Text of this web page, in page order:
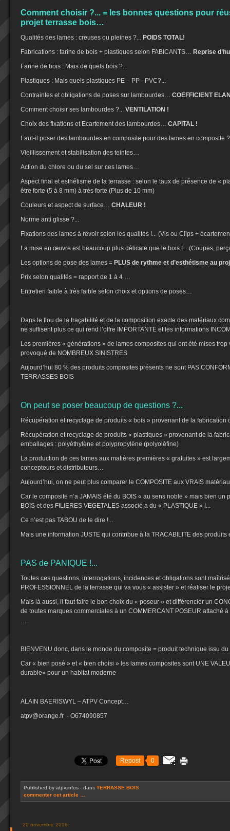
Comment choisir ?... = les bonnes questions pour
projet terrasse bois…
Qualités des lames : creuses ou pleines ?... POIDS TOTAL!
Fabrications : farine de bois + plastiques selon FABICANTS… Reprise
Farine de bois : Mais de quels bois ?...
Plastiques : Mais quels plastiques PE – PP - PVC?...
Contraintes et obligations de poses sur lambourdes… COEFFICIENT
Comment choisir ses lambourdes ?... VENTILATION !
Choix des fixations et Ecartement des lambourdes… CAPITAL !
Faut-il poser des lambourdes en composite pour des lames en composite
Vieillissement et stabilisation des teintes…
Action du chlore ou du sel sur ces lames…
Aspect final et esthétisme de la terrasse : selon le taux de présence de «
être forte (5 à 8 mm) à très forte (Plus de 10 mm)
Couleurs et aspect de surface… CHALEUR !
Norme anti glisse ?...
Fixations des lames à revoir selon les qualités !... (Vis ou Clips +
La mise en œuvre est beaucoup plus délicate que le bois !... (Coupes,
Les options de pose des lames = PLUS de rythme et d’esthétisme au
Prix selon qualités = rapport de 1 à 4 …
Entretien faible à très faible selon choix et options de poses…
Dans le flou de la traçabilité et de la composition exacte des matériaux
ne suffisent plus ce qui rend l’offre IMPORTANTE et les informations
Les premières « générations » de lames composites qui ont été mises trop
provoqué de NOMBREUX SINISTRES
Aujourd’hui 80 % des produits composites présents ne sont PAS
TERRASSES BOIS
On peut se poser beaucoup de questions ?...
Récupération et recyclage de produits « bois » provenant de la
Récupération et recyclage de produits « plastiques » provenant de la
emballages : polyéthylène et polypropylène (polyoléfine)
La production de ces lames aux matières premières « gratuites » est
concepteurs et distributeurs…
Aujourd’hui, on ne peut plus comparer le COMPOSITE aux VRAIS
Car le composite n’a JAMAIS été du BOIS « au sens noble » mais bien un
BOIS et des FILIERES VEGETALES associé a du « PLASTIQUE » !...
Ce n’est pas TABOU de le dire !...
Mais une information JUSTE qui contribue à la TRACABILITE des produits
PAS de PANIQUE !...
Toutes ces questions, interrogations, incidences et obligations sont
PROFESSIONNEL de la terrasse qui va vous « assister » et réaliser le
Mais là aussi, il faut faire le bon choix du « poseur » et différencier un
de toutes marques commerciales à un COMMERCANT POSEUR attaché
…
BIENVENU donc, dans le monde du composite = produit technique issu du
Car « bien posé » et « bien choisi » les lames composites sont UNE
durable» pour un habitat moderne
ALAIN BAERISWYL – ATPV Concept…
atpv@orange.fr - O674090857
Repost 0
Published by atpv.infos - dans TERRASSE BOIS
commenter cet article …
20 novembre 2016